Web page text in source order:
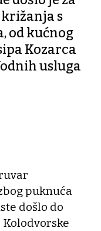
križanja s
od kućnog
Kozarca
usluga
puknuća
došlo do